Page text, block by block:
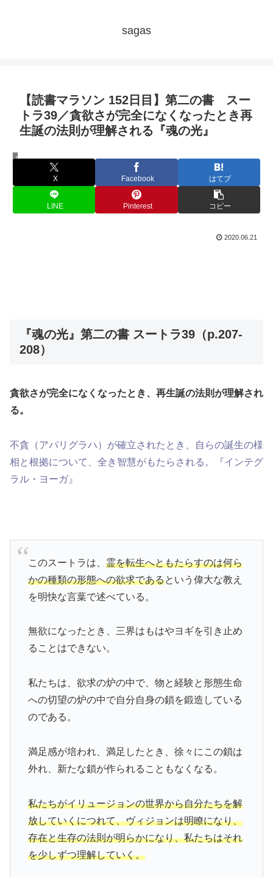
sagas
【読書マラソン 152日目】第二の書 スー
トラ39／貪欲さが完全になくなったとき再
生誕の法則が理解される『魂の光』
毎日秘教本！アリス・ベイリー読書マラソン
X Facebook はてブ
LINE Pinterest コピー
2020.06.21
『魂の光』第二の書 スートラ39（p.207-
208）
貪欲さが完全になくなったとき、再生誕の法則が理解され
る。
不貪（アパリグラハ）が確立されたとき、自らの誕生の様
相と根拠について、全き智慧がもたらされる。『インテグ
ラル・ヨーガ』
このスートラは、 霊を転生へともたらすのは何ら
かの種類の形態への欲求であるという偉大な教え
を明快な言葉で述べている。
無欲になったとき、三界はもはやヨギを引き止め
ることはできない。
私たちは、欲求の炉の中で、物と経験と形態生命
への切望の炉の中で自分自身の鎖を鍛造している
のである。
満足感が培われ、満足したとき、徐々にこの鎖は
外れ、新たな鎖が作られることもなくなる。
私たちがイリュージョンの世界から自分たちを解
放していくにつれて、ヴィジョンは明瞭になり、
存在と生存の法則が明らかになり、私たちはそれ
を少しずつ理解していく。